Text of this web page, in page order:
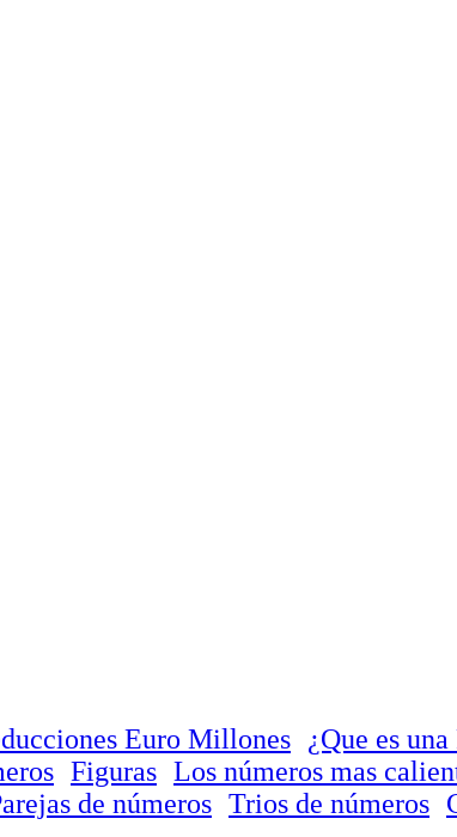
Euro Millones ¿Que es
Figuras Los números mas
de números Trios de números